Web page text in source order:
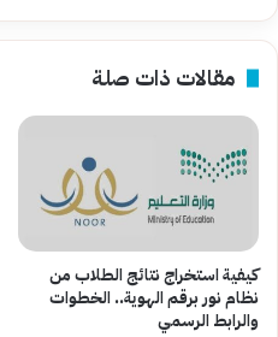
توترات
مقالات ذات صلة
كيفية استخراج نتائج الطلاب من
نظام نور برقم الهوية.. الخطوات
والرابط الرسمي